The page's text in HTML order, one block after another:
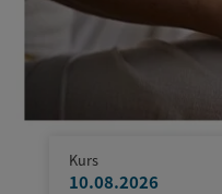
Kurs
10.08.2026